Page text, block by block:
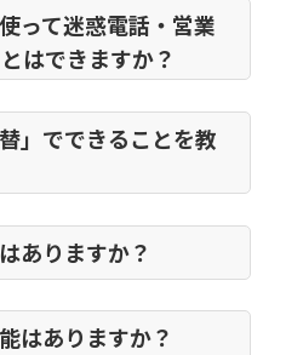
って迷惑電話・営業
はできますか？
」でできることを教
ありますか？
はありますか？